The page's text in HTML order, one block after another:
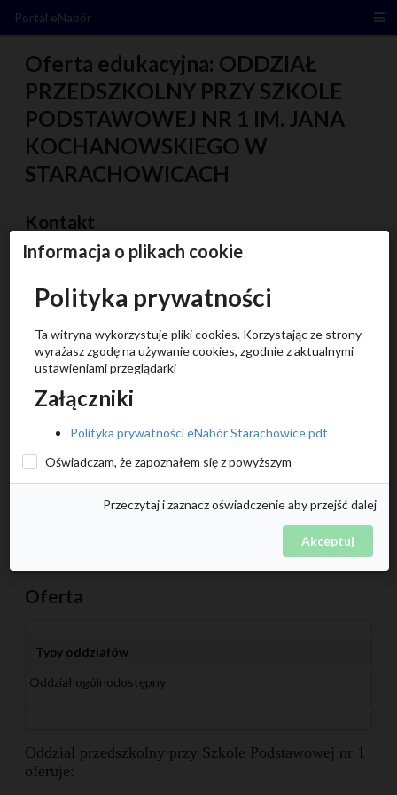
Portal eNabór
Oferta edukacyjna: ODDZIAŁ
PRZEDSZKOLNY PRZY SZKOLE
PODSTAWOWEJ NR 1 IM. JANA
KOCHANOWSKIEGO W
STARACHOWICACH
Kontakt
Adres
1 Maja 11
Pokaż na mapie
413222002
Adres e-mail
Oferta
Typy oddziałów
Oddział ogólnodostępny
Oddział przedszkolny przy Szkole Podstawowej nr 1
oferuje:
Informacja o plikach cookie
Polityka prywatności
Ta witryna wykorzystuje pliki cookies. Korzystając ze strony
wyrażasz zgodę na używanie cookies, zgodnie z aktualnymi
ustawieniami przeglądarki
Załączniki
Polityka prywatności eNabór Starachowice.pdf
Oświadczam, że zapoznałem się z powyższym
Przeczytaj i zaznacz oświadczenie aby przejść dalej
Akceptuj